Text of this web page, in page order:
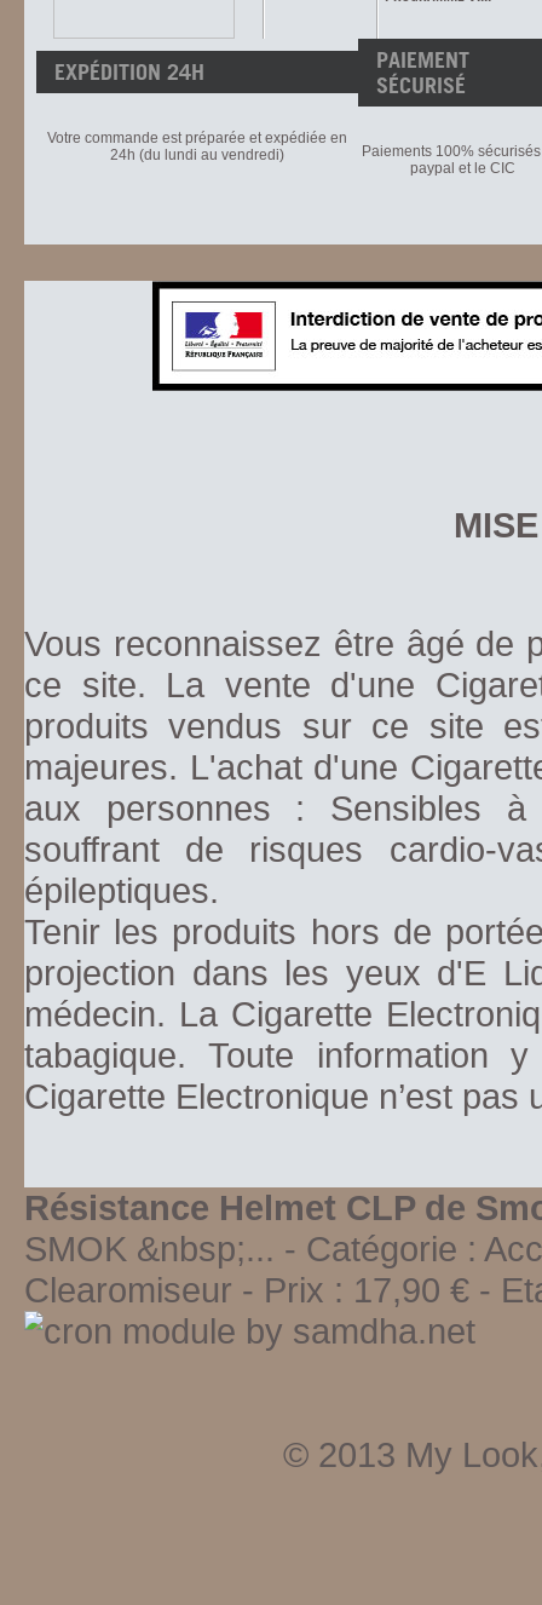
EXPÉDITION 24H
Votre commande est préparée et expédiée en
24h (du lundi au vendredi)
PAIEMENT
SÉCURISÉ
Paiements 100%
paypal et le CIC
Vous reconnaissez être âgé de
ce site. La vente d'une
produits vendus sur ce site
majeures. L'achat d'une
aux personnes : Sensibles
souffrant de risques cardio-
épileptiques.
Tenir les produits hors de
projection dans les yeux d'E
médecin. La Cigarette
tabagique. Toute information
Cigarette Electronique n’est pas
Résistance Helmet CLP de
SMOK &nbsp;... - Catégorie :
Clearomiseur - Prix : 17,90 € -
© 2013 My Look